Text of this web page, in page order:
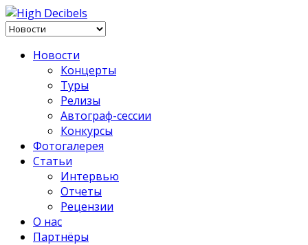
Новости
Концерты
Туры
Релизы
Автограф-сессии
Конкурсы
Фотогалерея
Статьи
Интервью
Отчеты
Рецензии
О нас
Партнёры